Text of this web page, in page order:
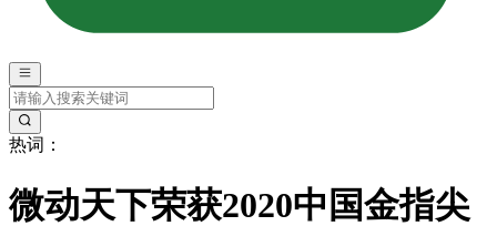
热词：
微动天下荣获2020中国金指尖